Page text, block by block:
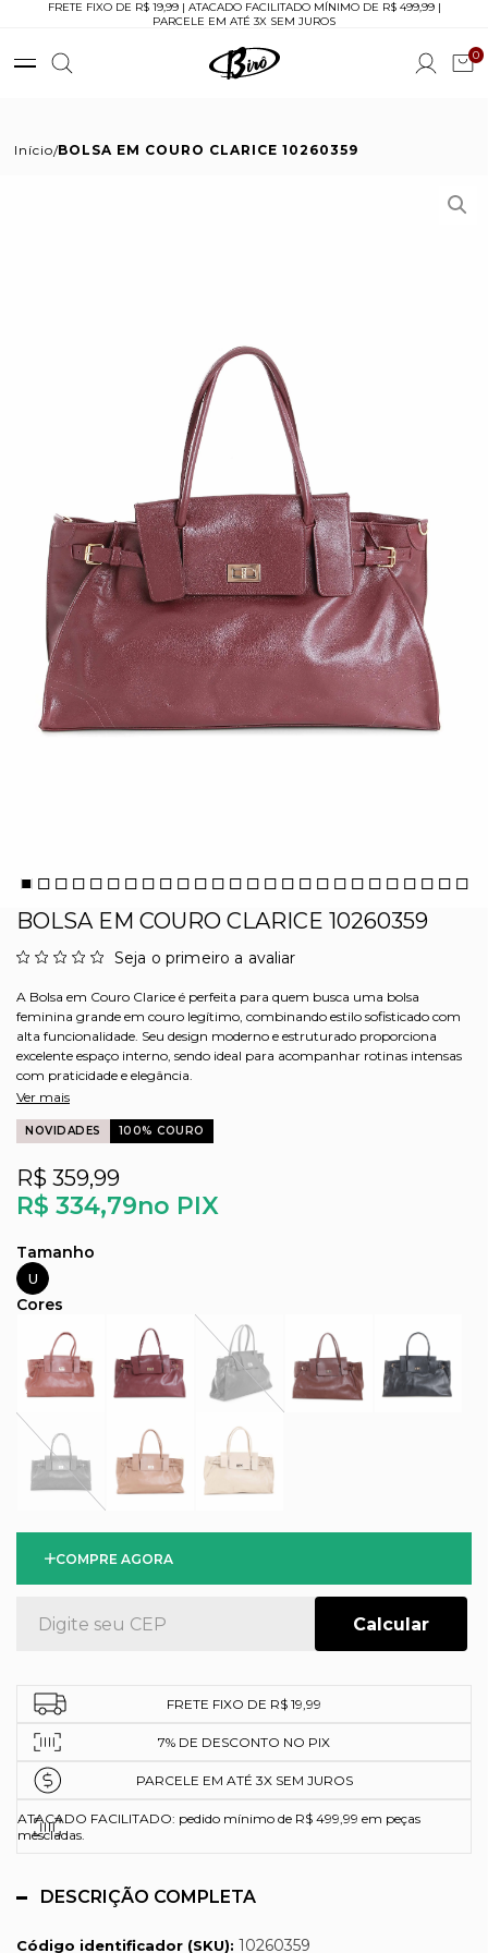
FRETE FIXO DE R$ 19,99 | ATACADO FACILITADO MÍNIMO DE R$ 499,99 |
PARCELE EM ATÉ 3X SEM JUROS
0
Início BOLSA EM COURO CLARICE 10260359
BOLSA EM COURO CLARICE 10260359
Seja o primeiro a avaliar
A Bolsa em Couro Clarice é perfeita para quem busca uma bolsa
feminina grande em couro legítimo, combinando estilo sofisticado com
alta funcionalidade. Seu design moderno e estruturado proporciona
excelente espaço interno, sendo ideal para acompanhar rotinas intensas
com praticidade e elegância.
Ver mais
100% COURO
NOVIDADES
R$ 334,79no PIX
R$ 359,99
U
COMPRE AGORA
FRETE FIXO DE R$ 19,99
7% DE DESCONTO NO PIX
PARCELE EM ATÉ 3X SEM JUROS
ATACADO FACILITADO: pedido mínimo de R$ 499,99 em peças
mescladas.
DESCRIÇÃO COMPLETA
Código identificador (SKU): 10260359